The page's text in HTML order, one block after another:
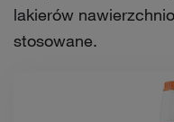
lakierów
stosowane.